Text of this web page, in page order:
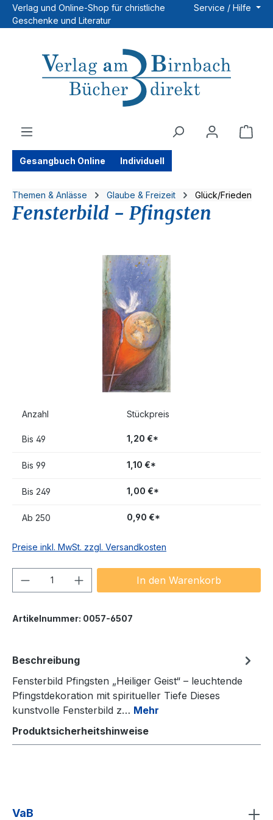
Zum Hauptinhalt springen
Verlag und Online-Shop für christliche
Geschenke und Literatur
Service / Hilfe
Gesangbuch Online Individuell
Themen & Anlässe Glaube & Freizeit Glück/Frieden
Fensterbild - Pfingsten
Bildergalerie überspringen
Anzahl Stückpreis
Bis 49 1,20 €*
Bis 99 1,10 €*
Bis 249 1,00 €*
Ab 250 0,90 €*
Preise inkl. MwSt. zzgl. Versandkosten
Produkt Anzahl: Gib denIn den Warenkorb
Artikelnummer: 0057-6507
Beschreibung
Fensterbild Pfingsten „Heiliger Geist“ – leuchtende
Pfingstdekoration mit spiritueller Tiefe Dieses
kunstvolle Fensterbild z… Mehr
Produktsicherheitshinweise
VaB